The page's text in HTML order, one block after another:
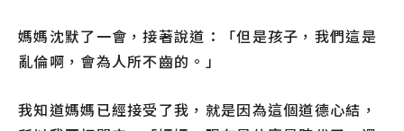
媽媽沈默了一會，接著說道：「但是孩子，我們這是
亂倫啊，會為人所不齒的。」
我知道媽媽已經接受了我，就是因為這個道德心結，